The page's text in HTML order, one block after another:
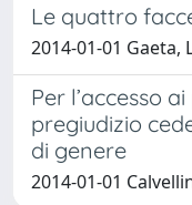
Le quattro
2014-01-01 Gaeta,
Per l’accesso
pregiudizio
di genere
2014-01-01